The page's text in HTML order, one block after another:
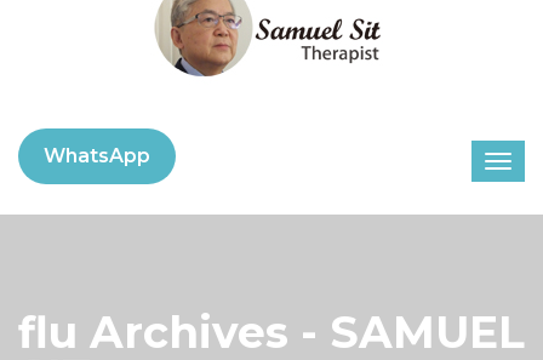
WhatsApp
flu Archives - SAMUEL